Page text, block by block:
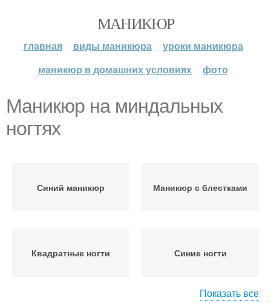
МАНИКЮР
главная виды маникюра
уроки маникюра
маникюр в домашних условиях
фото
Маникюр на миндальных
ногтях
Синий маникюр Маникюр с блестками
Квадратные ногти Синие ногти
Показать все